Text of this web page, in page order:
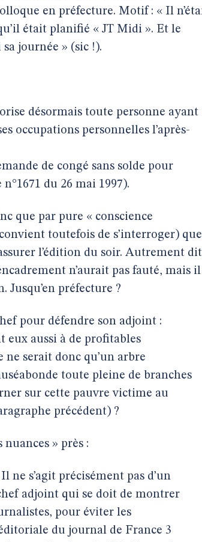
en préfecture. Motif : « Il
était planifié « JT Midi ». Et le
journée » (sic !).
désormais toute personne ayant
occupations personnelles l’après-
de congé sans solde pour
du 26 mai 1997).
que par pure « conscience
toutefois de s’interroger) que
l’édition du soir. Autrement
n’aurait pas fauté, mais il
préfecture ?
pour défendre son adjoint :
eux aussi à de profitables
ne serait donc qu’un arbre
toute pleine de branches
sur cette pauvre victime au
précédent) ?
» près :
ne s’agit précisément pas d’un
adjoint qui se doit de montrer
pour éviter les
du journal de France 3